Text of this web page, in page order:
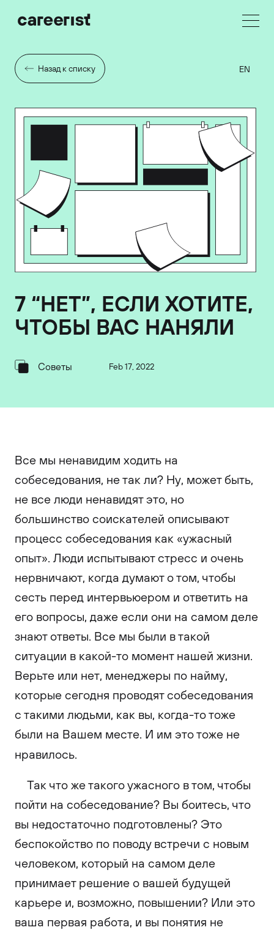
Назад к списку EN
7 “НЕТ”, ЕСЛИ ХОТИТЕ,
ЧТОБЫ ВАС НАНЯЛИ
Советы Feb 17, 2022
Все мы ненавидим ходить на
собеседования, не так ли? Ну, может быть,
не все люди ненавидят это, но
большинство соискателей описывают
процесс собеседования как «ужасный
опыт». Люди испытывают стресс и очень
нервничают, когда думают о том, чтобы
сесть перед интервьюером и ответить на
его вопросы, даже если они на самом деле
знают ответы. Все мы были в такой
ситуации в какой-то момент нашей жизни.
Верьте или нет, менеджеры по найму,
которые сегодня проводят собеседования
с такими людьми, как вы, когда-то тоже
были на Вашем месте. И им это тоже не
нравилось.
Так что же такого ужасного в том, чтобы
пойти на собеседование? Вы боитесь, что
вы недостаточно подготовлены? Это
беспокойство по поводу встречи с новым
человеком, который на самом деле
принимает решение о вашей будущей
карьере и, возможно, повышении? Или это
ваша первая работа, и вы понятия не